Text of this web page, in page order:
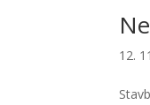
12.